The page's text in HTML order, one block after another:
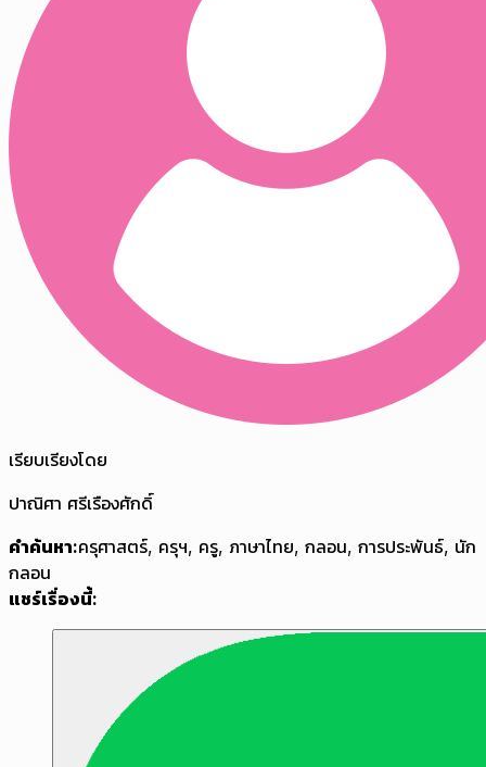
เรียบเรียงโดย
ปาณิศา ศรีเรืองศักดิ์
คำค้นหา:ครุศาสตร์, ครุฯ, ครู, ภาษาไทย, กลอน, การประพันธ์, นัก
กลอน
แชร์เรื่องนี้: